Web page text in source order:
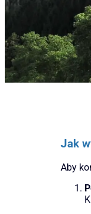
Jak
Aby